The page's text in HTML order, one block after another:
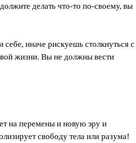
делать что-то по-своему, вы
иначе рискуешь столкнуться с
жизни. Вы не должны вести
на перемены и новую эру и
свободу тела или разума!